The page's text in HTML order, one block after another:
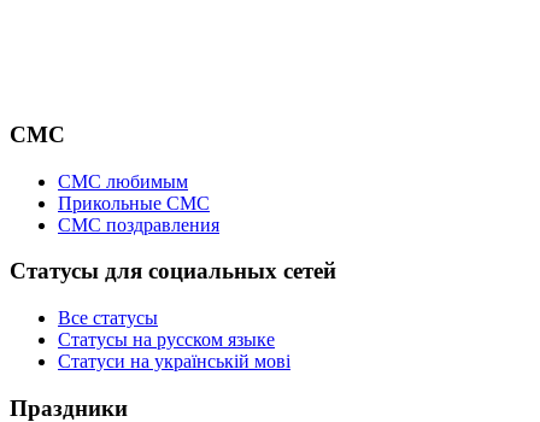
СМС
СМС любимым
Прикольные СМС
СМС поздравления
Статусы для социальных сетей
Все статусы
Статусы на русском языке
Статуси на українській мові
Праздники